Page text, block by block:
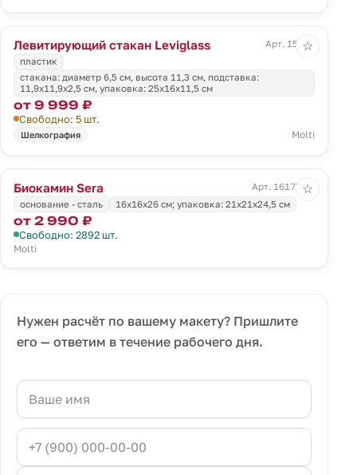
Левитирующий стакан Leviglass
Арт. 15532
пластик
стакана: диаметр 6,5 см, высота 11,3 см, подставка:
11,9x11,9x2,5 см, упаковка: 25х16х11,5 см
от 9 999 ₽
Свободно: 5 шт.
Шелкография Molti
☆
Биокамин Sera
Арт. 16177.30
основание - сталь
16x16x26 см; упаковка: 21x21x24,5 см
от 2 990 ₽
Свободно: 2892 шт.
Molti
☆
Нужен расчёт по вашему макету? Пришлите
его — ответим в течение рабочего дня.